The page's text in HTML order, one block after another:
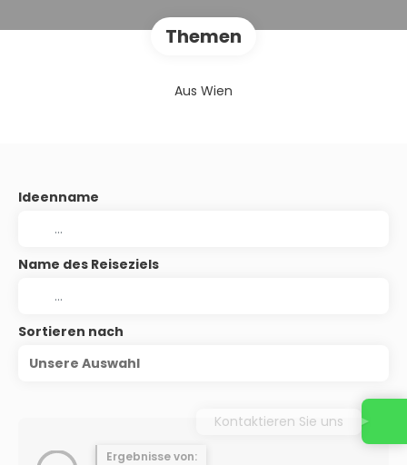
Themen
Aus Wien
Ideenname
Name des Reiseziels
Sortieren nach
Unsere Auswahl
Ergebnisse von:
Kontaktieren Sie uns